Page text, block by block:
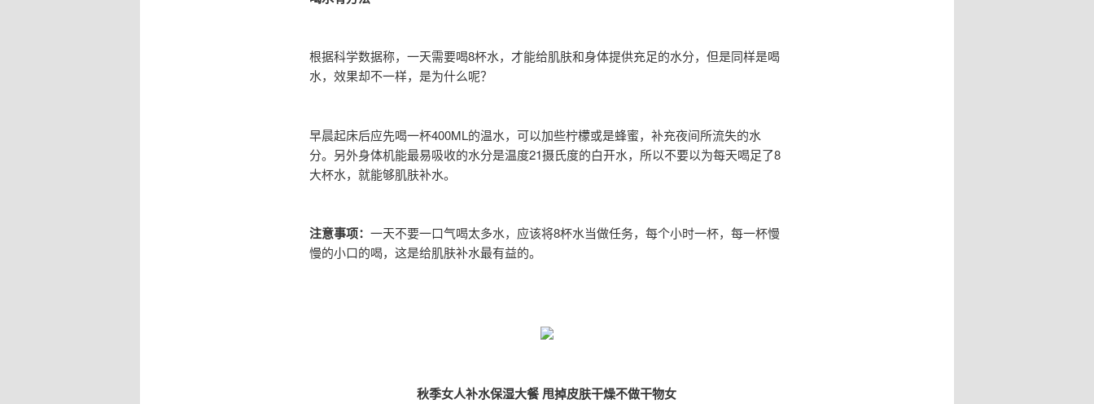
根据科学数据称，一天需要喝8杯水，才能给肌肤和身体提供充足的水分，但是同样是喝
水，效果却不一样，是为什么呢？
早晨起床后应先喝一杯400ML的温水，可以加些柠檬或是蜂蜜，补充夜间所流失的水
分。另外身体机能最易吸收的水分是温度21摄氏度的白开水，所以不要以为每天喝足了8
大杯水，就能够肌肤补水。
注意事项： 一天不要一口气喝太多水，应该将8杯水当做任务，每个小时一杯，每一杯慢
慢的小口的喝，这是给肌肤补水最有益的。
秋季女人补水保湿大餐 甩掉皮肤干燥不做干物女